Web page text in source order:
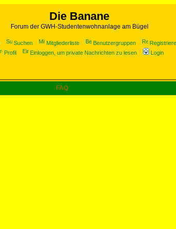
Die Banane
Forum der GWH-Studentenwohnanlage am Bügel
Suchen Mitgliederliste Benutzergruppen
Profil
Einloggen, um private Nachrichten zu lesen Login
FAQ